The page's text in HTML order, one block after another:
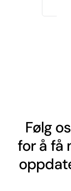
Følg
for å få